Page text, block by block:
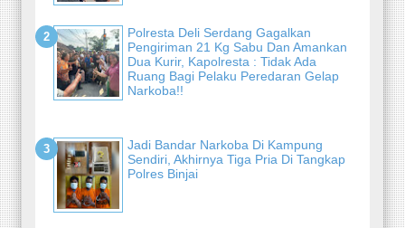
Polresta Deli Serdang Gagalkan
Pengiriman 21 Kg Sabu Dan Amankan
Dua Kurir, Kapolresta : Tidak Ada
Ruang Bagi Pelaku Peredaran Gelap
Narkoba!!
Jadi Bandar Narkoba Di Kampung
Sendiri, Akhirnya Tiga Pria Di Tangkap
Polres Binjai